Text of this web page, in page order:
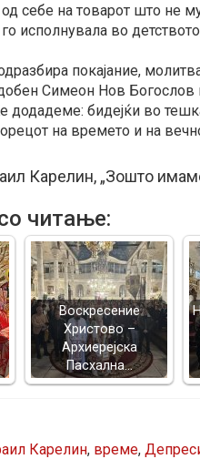
себе на товарот што не
исполнувала во
покајание,
Симеон Нов Богослов
додадеме: бидејќи во
на времето и на
Карелин, „Зошто
читање:
Воскресение
Христово –
Архиерејска
Пасхална…
Карелин, време,